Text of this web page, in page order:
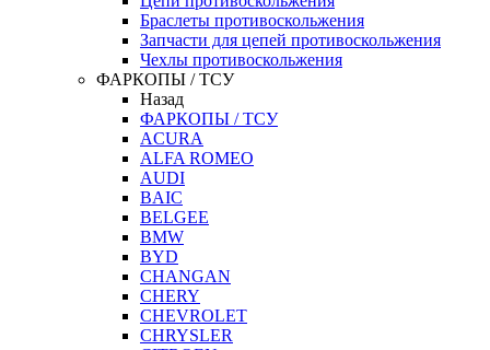
Браслеты противоскольжения
Запчасти для цепей противоскольжения
Чехлы противоскольжения
ФАРКОПЫ / ТСУ
Назад
ФАРКОПЫ / ТСУ
ACURA
ALFA ROMEO
AUDI
BAIC
BELGEE
BMW
BYD
CHANGAN
CHERY
CHEVROLET
CHRYSLER